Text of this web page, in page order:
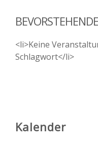
<li>Keine
Schlagwort</li>
Kalender